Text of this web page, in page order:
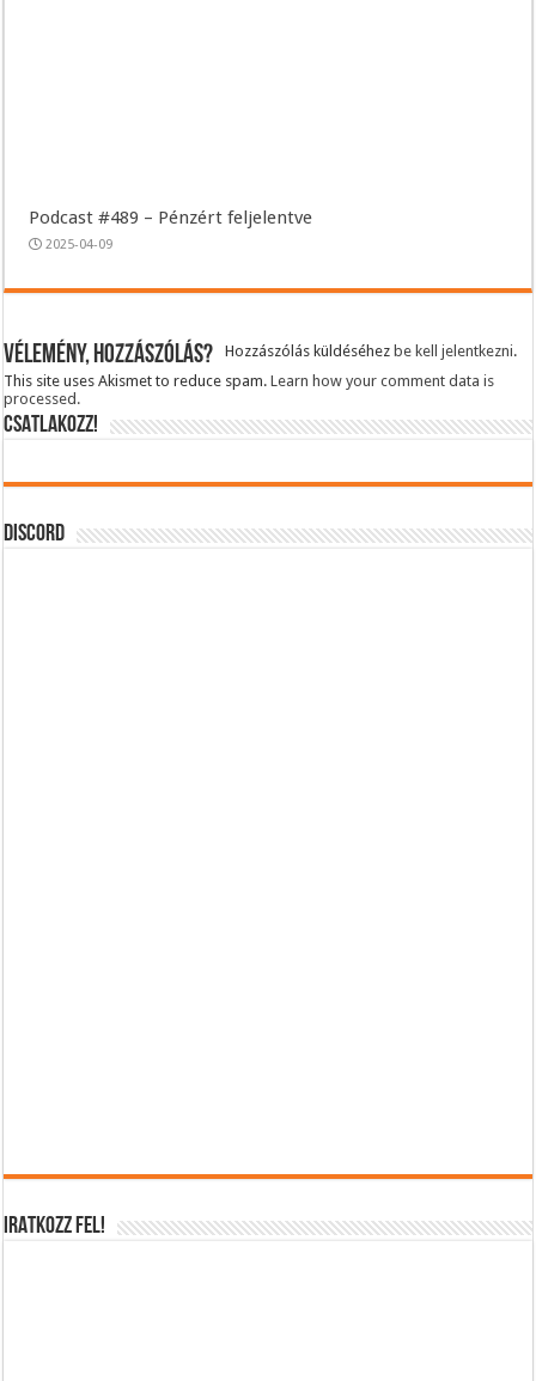
Podcast #489 – Pénzért feljelentve
2025-04-09
Vélemény, hozzászólás? Hozzászólás küldéséhez be kell jelentkezni.
This site uses Akismet to reduce spam.Learn how your comment data is
processed.
CSATLAKOZZ!
DISCORD
IRATKOZZ FEL!